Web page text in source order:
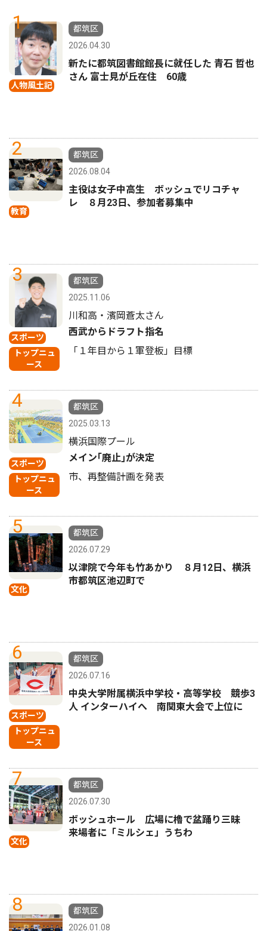
1
人物風土記
都筑区
2026.04.30
新たに都筑図書館館長に就任した 青石 哲也
さん 富士見が丘在住 60歳
2
教育
都筑区
2026.08.04
主役は女子中高生 ボッシュでリコチャ
レ ８月23日、参加者募集中
3
スポーツ
トップニュ
ース
都筑区
2025.11.06
川和高・濱岡蒼太さん
西武からドラフト指名
「１年目から１軍登板」目標
4
スポーツ
トップニュ
ース
都筑区
2025.03.13
横浜国際プール
メイン｢廃止｣が決定
市、再整備計画を発表
5
文化
都筑区
2026.07.29
以津院で今年も竹あかり ８月12日、横浜
市都筑区池辺町で
6
スポーツ
トップニュ
ース
都筑区
2026.07.16
中央大学附属横浜中学校・高等学校 競歩3
人 インターハイへ 南関東大会で上位に
7
文化
都筑区
2026.07.30
ボッシュホール 広場に櫓で盆踊り三昧
来場者に「ミルシェ」うちわ
8
都筑区
2026.01.08